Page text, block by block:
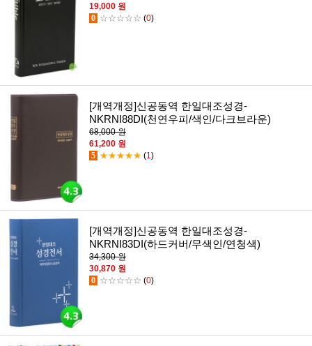
19,000 원
0 ☆☆☆☆☆ (0)
[개역개정]신공동역 한일대조성경-
NKRNI88DI(천연우피/색인/다크브라운)
68,000 원
61,200 원
5 ★★★★★ (1)
[개역개정]신공동역 한일대조성경-
NKRNI83DI(하드커버/무색인/연청색)
34,300 원
30,870 원
0 ☆☆☆☆☆ (0)